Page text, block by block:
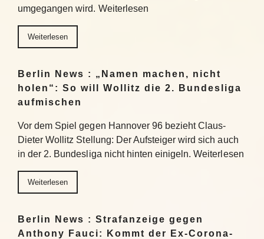
umgegangen wird. Weiterlesen
Weiterlesen
Berlin News : „Namen machen, nicht
holen“: So will Wollitz die 2. Bundesliga
aufmischen
Vor dem Spiel gegen Hannover 96 bezieht Claus-
Dieter Wollitz Stellung: Der Aufsteiger wird sich auch
in der 2. Bundesliga nicht hinten einigeln. Weiterlesen
Weiterlesen
Berlin News : Strafanzeige gegen
Anthony Fauci: Kommt der Ex-Corona-